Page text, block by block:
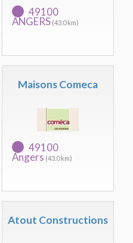
49100
ANGERS (43.0 km)
Maisons Comeca
49100
Angers (43.0 km)
Atout Constructions